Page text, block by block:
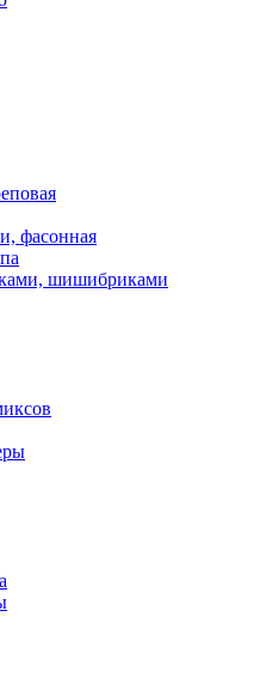
фасонная
шишибриками